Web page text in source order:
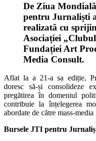
De Ziua
pentru Jurnaliști
realizată cu
Asociației
Fundației Art
Media Consult.
Aflat la a 21-a sa ediție,
doresc să-și consolideze
pregătirea în domeniul
contribuie la înțelegerea
abordate de către mass-
Bursele JTI pentru